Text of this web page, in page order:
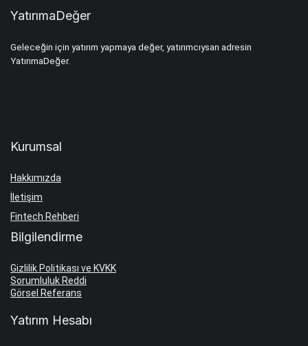
YatırımaDeğer
Geleceğin için yatırım yapmaya değer, yatırımcıysan adresin
YatırımaDeğer.
Kurumsal
Hakkımızda
İletişim
Fintech Rehberi
Bilgilendirme
Gizlilik Politikası ve KVKK
Sorumluluk Reddi
Görsel Referans
Yatırım Hesabı